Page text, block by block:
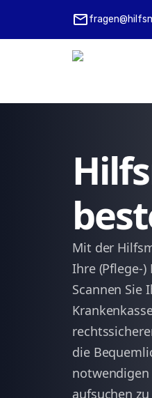
mail
Mit der
Ihre (Pflege-
Scannen Sie
die
aufsuchen